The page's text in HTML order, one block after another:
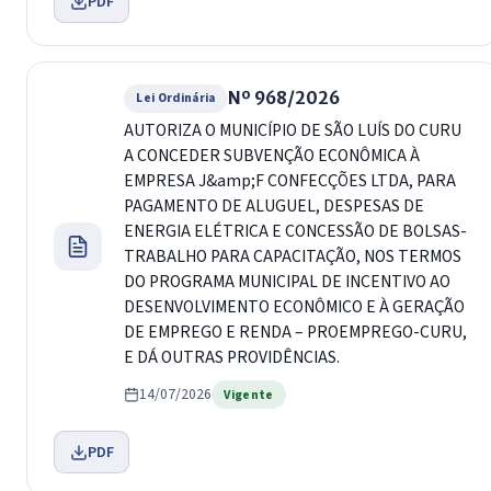
Lei Ordinária Nº 968/2026
AUTORIZA O MUNICÍPIO DE SÃO LUÍS DO CURU
A CONCEDER SUBVENÇÃO ECONÔMICA À
EMPRESA J&amp;F CONFECÇÕES LTDA, PARA
PAGAMENTO DE ALUGUEL, DESPESAS DE
ENERGIA ELÉTRICA E CONCESSÃO DE BOLSAS-
TRABALHO PARA CAPACITAÇÃO, NOS TERMOS
DO PROGRAMA MUNICIPAL DE INCENTIVO AO
DESENVOLVIMENTO ECONÔMICO E À GERAÇÃO
DE EMPREGO E RENDA – PROEMPREGO-CURU,
E DÁ OUTRAS PROVIDÊNCIAS.
14/07/2026 Vigente
PDF